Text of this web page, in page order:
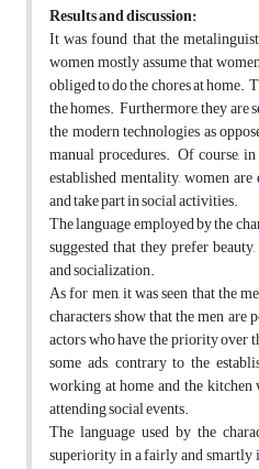
Results and discussion:
It was found that the
women mostly assume that
obliged to do the chores at home.
the homes. Furthermore, they are
the modern technologies as
manual procedures. Of course,
established mentality, women
and take part in social activities.
The language employed by the
suggested that they prefer
and socialization.
As for men, it was seen that the
characters show that the men are
actors who have the priority over
some ads, contrary to the
working at home and the
attending social events.
The language used by the
superiority in a fairly and